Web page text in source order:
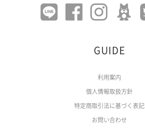
GUIDE
利用案内
個人情報取扱方針
特定商取引法に基づく表記
お問い合わせ